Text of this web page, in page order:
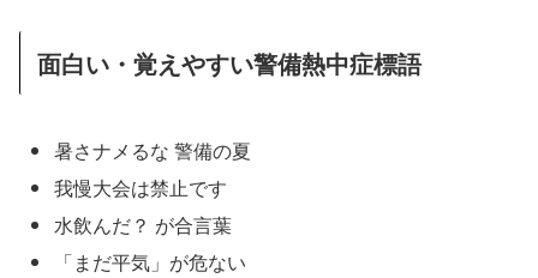
面白い・覚えやすい警備熱中症標語
暑さナメるな 警備の夏
我慢大会は禁止です
水飲んだ？ が合言葉
「まだ平気」が危ない